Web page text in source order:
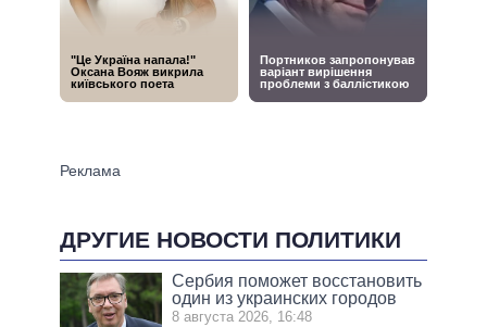
ДРУГИЕ НОВОСТИ ПОЛИТИКИ
Сербия поможет восстановить
один из украинских городов
8 августа 2026, 16:48